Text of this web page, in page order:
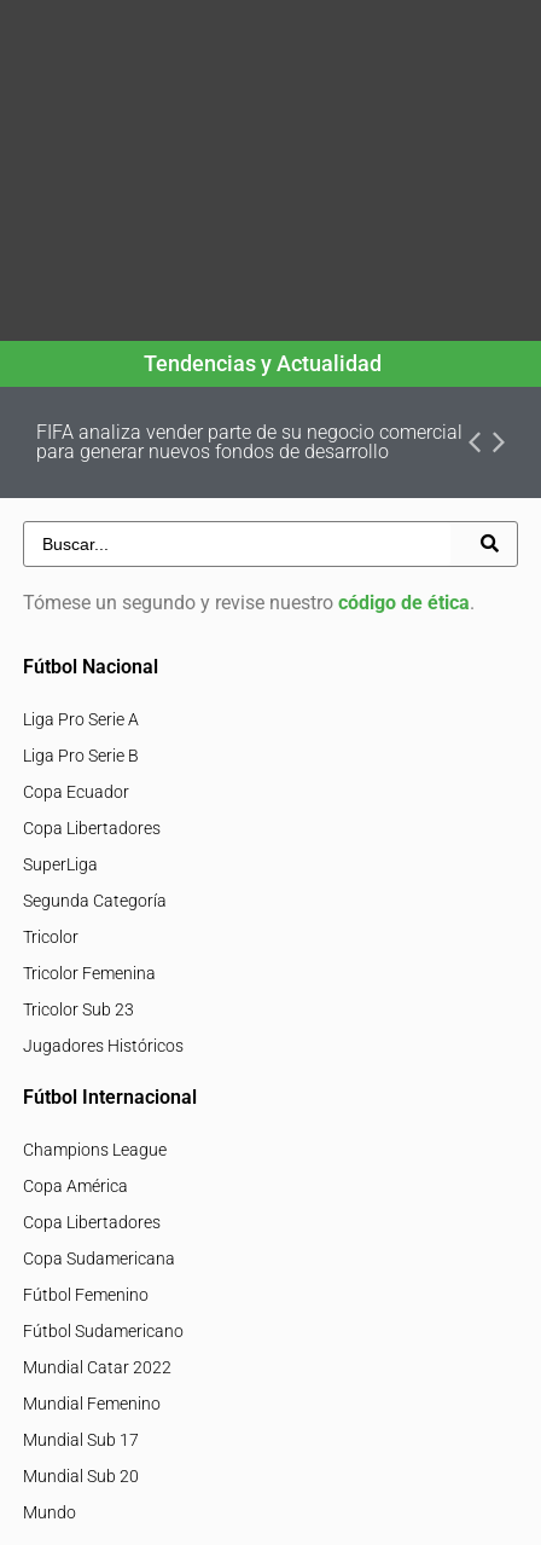
Tendencias y Actualidad
FIFA analiza vender parte de su negocio comercial
para generar nuevos fondos de desarrollo
Tómese un segundo y revise nuestro código de ética.
Fútbol Nacional
Liga Pro Serie A
Liga Pro Serie B
Copa Ecuador
Copa Libertadores
SuperLiga
Segunda Categoría
Tricolor
Tricolor Femenina
Tricolor Sub 23
Jugadores Históricos
Fútbol Internacional
Champions League
Copa América
Copa Libertadores
Copa Sudamericana
Fútbol Femenino
Fútbol Sudamericano
Mundial Catar 2022
Mundial Femenino
Mundial Sub 17
Mundial Sub 20
Mundo